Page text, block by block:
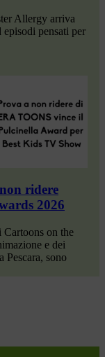
Allergy arriva
pensati per
ridere
2026
Cartoons on the
e dei
Pescara, sono